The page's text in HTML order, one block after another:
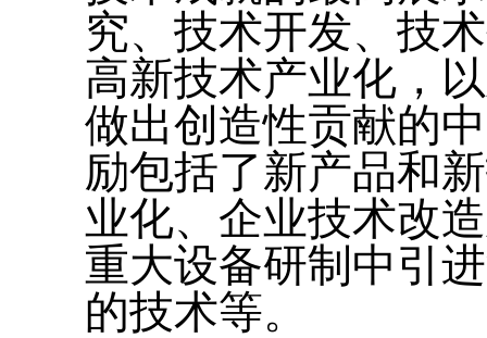
究、技术开发、技
高新技术产业化，
做出创造性贡献的
励包括了新产品和
业化、企业技术改
重大设备研制中引
的技术等。